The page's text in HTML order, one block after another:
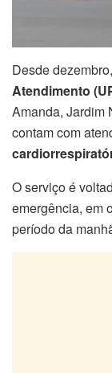
Desde
Atendimento
Amanda, Jardim
contam com
O serviço é
emergência, em
período da